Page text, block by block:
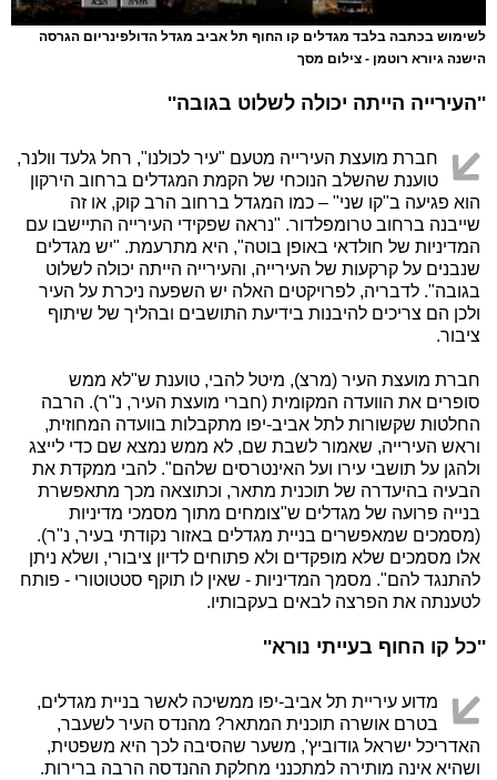
לשימוש בכתבה בלבד מגדלים קו החוף תל אביב מגדל הדולפינריום הגרסה
הישנה גיורא רוטמן - צילום מסך
''העירייה הייתה יכולה לשלוט בגובה''
חברת מועצת העירייה מטעם "עיר לכולנו", רחל גלעד וולנר,
טוענת שהשלב הנוכחי של הקמת המגדלים ברחוב הירקון
הוא פגיעה ב"קו שני" – כמו המגדל ברחוב הרב קוק, או זה
שייבנה ברחוב טרומפלדור. "נראה שפקידי העירייה התיישבו עם
המדיניות של חולדאי באופן בוטה", היא מתרעמת. "יש מגדלים
שנבנים על קרקעות של העירייה, והעירייה הייתה יכולה לשלוט
בגובה". לדבריה, לפרויקטים האלה יש השפעה ניכרת על העיר
ולכן הם צריכים להיבנות בידיעת התושבים ובהליך של שיתוף
ציבור.
חברת מועצת העיר (מרצ), מיטל להבי, טוענת ש"לא ממש
סופרים את הוועדה המקומית (חברי מועצת העיר, נ"ר). הרבה
החלטות שקשורות לתל אביב-יפו מתקבלות בוועדה המחוזית,
וראש העירייה, שאמור לשבת שם, לא ממש נמצא שם כדי לייצג
ולהגן על תושבי עירו ועל האינטרסים שלהם". להבי ממקדת את
הבעיה בהיעדרה של תוכנית מתאר, וכתוצאה מכך מתאפשרת
בנייה פרועה של מגדלים ש"צומחים מתוך מסמכי מדיניות
(מסמכים שמאפשרים בניית מגדלים באזור נקודתי בעיר, נ"ר).
אלו מסמכים שלא מופקדים ולא פתוחים לדיון ציבורי, ושלא ניתן
להתנגד להם". מסמך המדיניות - שאין לו תוקף סטטוטורי - פותח
לטענתה את הפרצה לבאים בעקבותיו.
''כל קו החוף בעייתי נורא''
מדוע עיריית תל אביב-יפו ממשיכה לאשר בניית מגדלים,
בטרם אושרה תוכנית המתאר? מהנדס העיר לשעבר,
האדריכל ישראל גודוביץ', משער שהסיבה לכך היא משפטית,
ושהיא אינה מותירה למתכנני מחלקת ההנדסה הרבה ברירות.